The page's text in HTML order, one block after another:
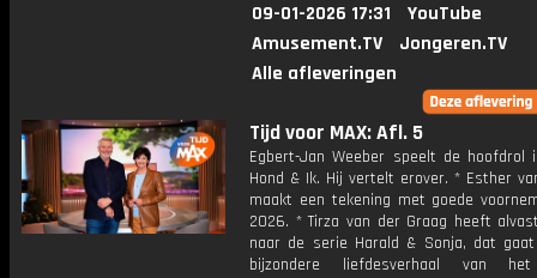
09-01-2026 17:31
YouTube
Amusement.TV
Jongeren.TV
Alle afleveringen
Tijd voor MAX: Afl. 5
Egbert-Jan Weeber speelt de hoofdrol
Hond & Ik. Hij vertelt erover. * Esther
maakt een tekening met goede
2026. * Tirza van der Graag heeft
naar de serie Harald & Sonja, dat
bijzondere liefdesverhaal van